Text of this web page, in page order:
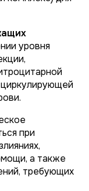
уровня
при
а также
требующих